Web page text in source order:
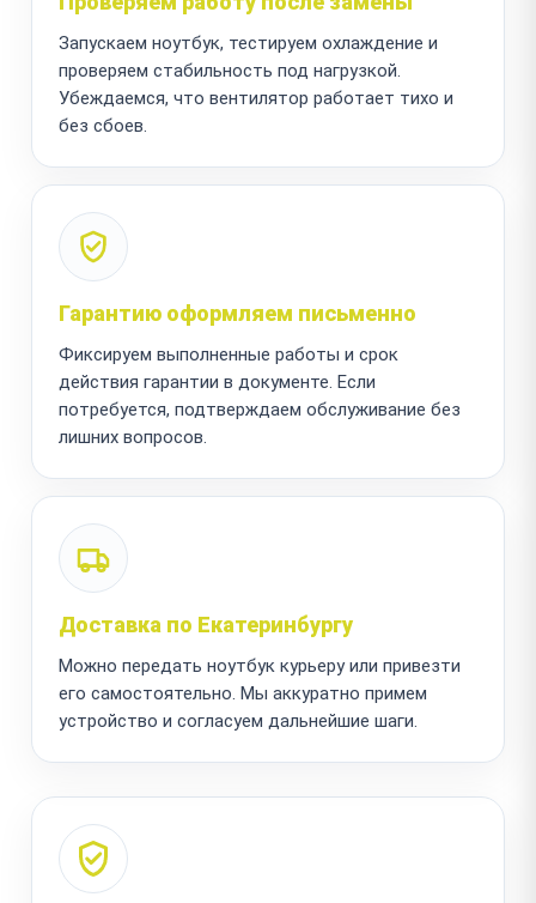
Запускаем ноутбук, тестируем охлаждение и
проверяем стабильность под нагрузкой.
Убеждаемся, что вентилятор работает тихо и
без сбоев.
Гарантию оформляем письменно
Фиксируем выполненные работы и срок
действия гарантии в документе. Если
потребуется, подтверждаем обслуживание без
лишних вопросов.
Доставка по Екатеринбургу
Можно передать ноутбук курьеру или привезти
его самостоятельно. Мы аккуратно примем
устройство и согласуем дальнейшие шаги.